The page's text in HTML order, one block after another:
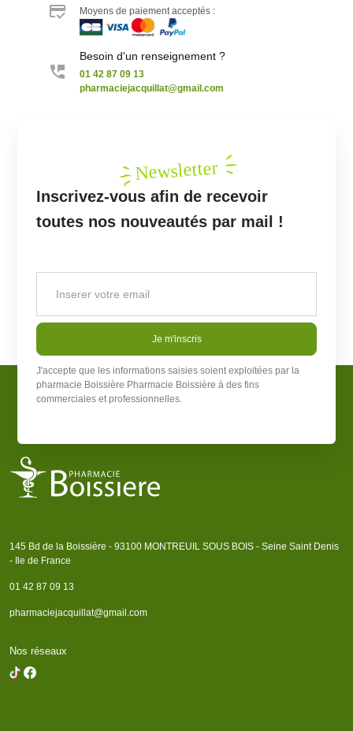
Moyens de paiement acceptés :
Besoin d'un renseignement ?
01 42 87 09 13
pharmaciejacquillat@gmail.com
Newsletter
Inscrivez-vous afin de recevoir
toutes nos nouveautés par mail !
Je m'inscris
J'accepte que les informations saisies soient exploitées par la
pharmacie Boissière Pharmacie Boissière à des fins
commerciales et professionnelles.
145 Bd de la Boissière - 93100 MONTREUIL SOUS BOIS - Seine Saint Denis
- Ile de France
01 42 87 09 13
pharmaciejacquillat@gmail.com
Nos réseaux